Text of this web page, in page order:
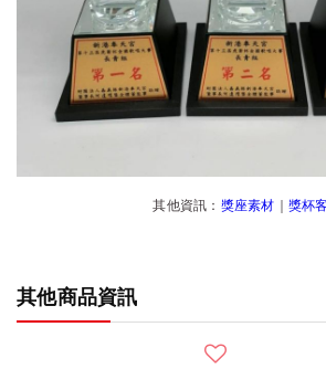
其他資訊： 獎座素材 獎杯
其他商品資訊